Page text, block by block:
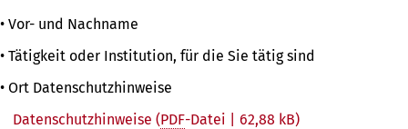
• Vor- und Nachname
• Tätigkeit oder Institution, für die Sie tätig sind
• Ort Datenschutzhinweise
Datenschutzhinweise PDF-Datei
62,88 kB